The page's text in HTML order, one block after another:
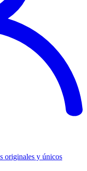
originales y únicos